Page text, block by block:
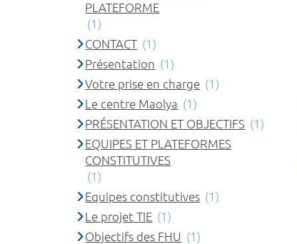
PLATEFORME
(1)
CONTACT (1)
Présentation (1)
Votre prise en charge (1)
Le centre Maolya (1)
PRÉSENTATION ET OBJECTIFS (1)
EQUIPES ET PLATEFORMES
CONSTITUTIVES
(1)
Equipes constitutives (1)
Le projet TIE (1)
Objectifs des FHU (1)